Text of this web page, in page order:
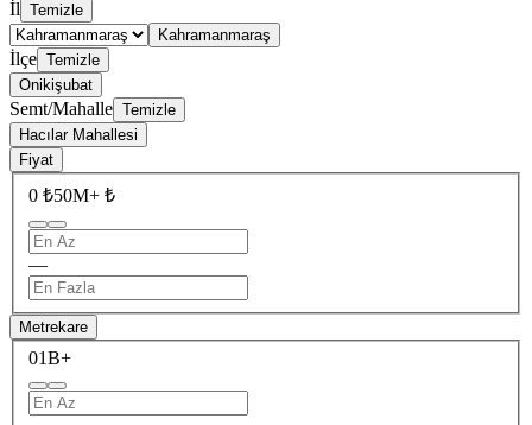
İl Temizle
Kahramanmaraş
İlçe Temizle
Onikişubat
Semt/Mahalle Temizle
Hacılar Mahallesi
Fiyat
0 ₺50M+ ₺
—
Metrekare
01B+